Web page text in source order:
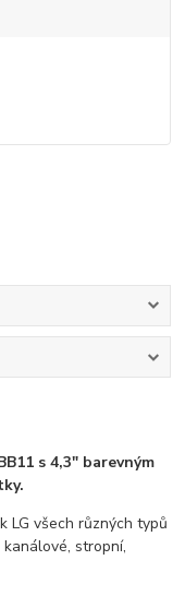
s 4,3" barevným
LG všech různých typů
stropní,